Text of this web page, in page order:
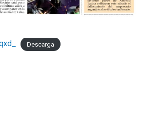
el poder adquisitivo y el
Descarga